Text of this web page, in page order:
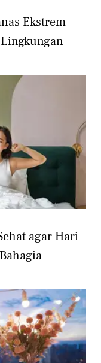
Ekstrem
agar Hari